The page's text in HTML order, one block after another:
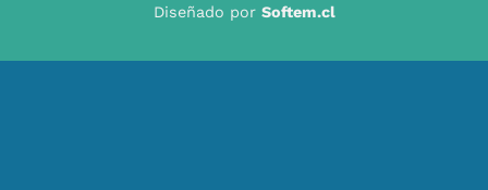
Diseñado por Softem.cl